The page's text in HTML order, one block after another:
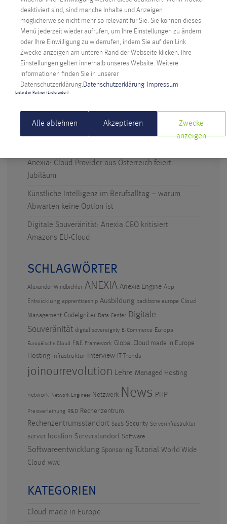
NEUESTE BEITRÄGE
Technicus Award: Open Mind – wenn junge Talente
Anexia: Cloud Provider aus Österreich feiert
Jubiläum
Künstliche Intelligenz im Berufsalltag – warum
Abwarten keine Option ist
Digitale Souveränität: Anexia CEO kritisiert
Amazons EU-Cloud
SCHLAGWÖRTER
Alexander Windbichler ANEXIA Anexia Engine App
Entwicklung apprenticeship Ausbildung backbone europe Cloud
Management CodeIgniter Data Center Digitale
Souveränität digital sovereignty E-Commerce Europa
Europäische Cloud F&E Framework Global Cloud made in Europe
Hosting Infrastruktur Interview IT Trends
joinourrevolution Lehre Managed Hosting
network Network Engineer Netzwerk News PHP
Preisverleihung R&D Rechenzentrum
Rechenzentrumsstandort SaaS Security Serverinfrastruktur
server location Serverstandort Software
Softwareentwicklung Sponsoring Tutorial World Wide
Cloud WWC
KATEGORIEN
Cloud made in Europe
deaktiviert sind, sind manche Inhalte und Anzeigen
möglicherweise nicht mehr so relevant für Sie. Sie können dieses
Menü jederzeit wieder aufrufen, um Ihre Einstellungen zu ändern
oder Ihre Einwilligung zu widerrufen, indem Sie auf den Link
Zwecke anzeigen am unteren Rand der Webseite klicken. Ihre
Einstellungen gelten innerhalb unseres Website. Weitere
Informationen finden Sie in unserer
Datenschutzerklärung. Datenschutzerklärung Impressum
Liste der Partner (Lieferanten)
Alle ablehnen Akzeptieren
Zwecke
anzeigen